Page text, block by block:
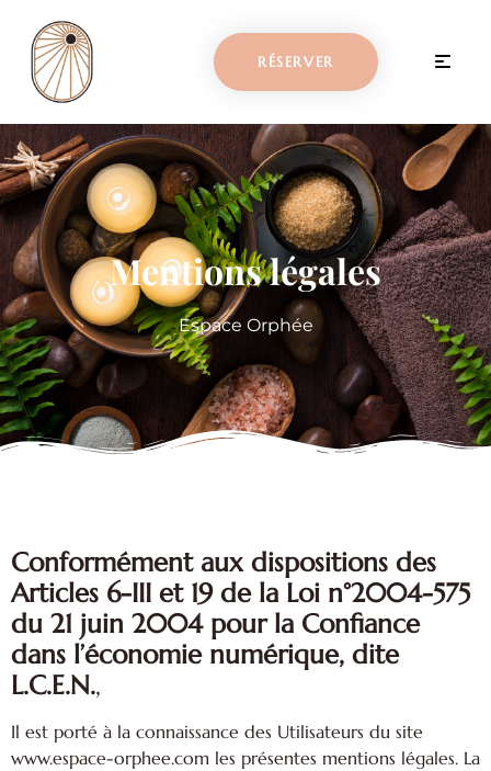
RÉSERVER
Mentions légales
Espace Orphée
Conformément aux dispositions des
Articles 6-III et 19 de la Loi n°2004-575
du 21 juin 2004 pour la Confiance
dans l’économie numérique, dite
L.C.E.N.,
Il est porté à la connaissance des Utilisateurs du site
www.espace-orphee.com les présentes mentions légales. La